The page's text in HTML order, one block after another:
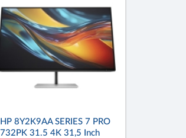
HP 8Y2K9AA SERIES 7 PRO
732PK 31.5 4K 31,5 Inch